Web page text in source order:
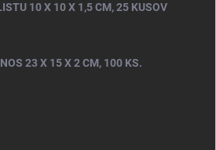
10 X 10 X 1,5 CM, 25 KUSOV
23 X 15 X 2 CM, 100 KS.